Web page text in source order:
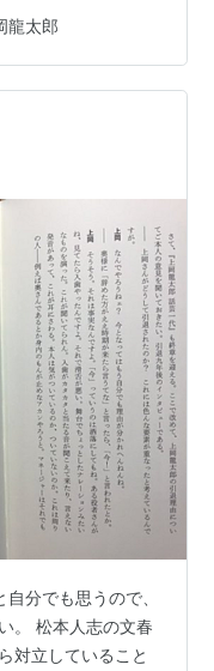
に見かけるように
なプレッシャーだ
出来る！」という
ど自分の自信を信
リスクを背負って
龍太郎
分でも思うので、
。 松本人志の文春
対立していること